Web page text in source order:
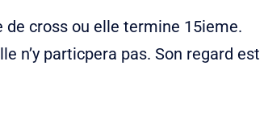
cross ou elle termine 15ieme.
n’y particpera pas. Son regard est